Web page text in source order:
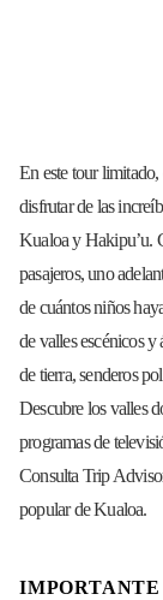
En este tour
disfrutar de las
Kualoa y Hakipu’u.
pasajeros, uno
de cuántos niños
de valles escénicos
de tierra, senderos
Descubre los valles
programas de
Consulta Trip
popular de Kualoa.